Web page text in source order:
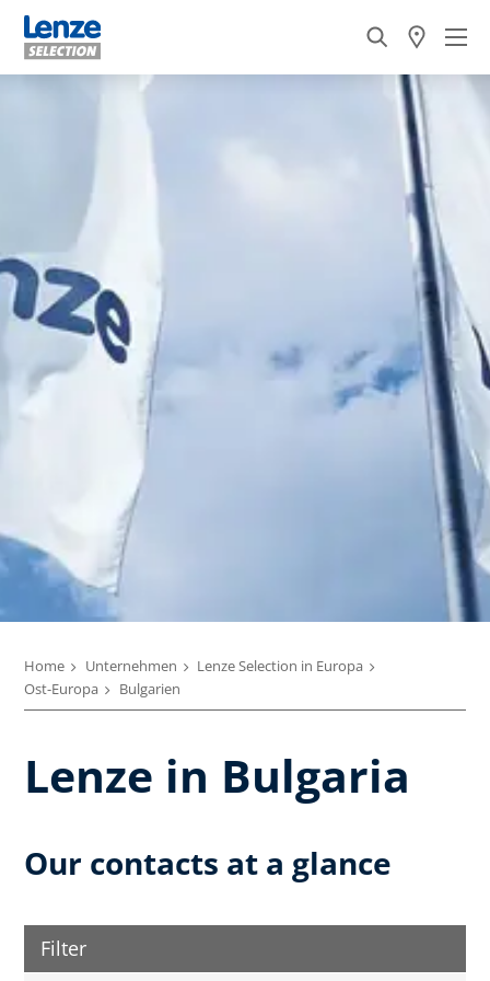
Home Unternehmen
Lenze Selection in Europa
Ost-Europa
Bulgarien
Lenze in Bulgaria
Our contacts at a glance
Filter